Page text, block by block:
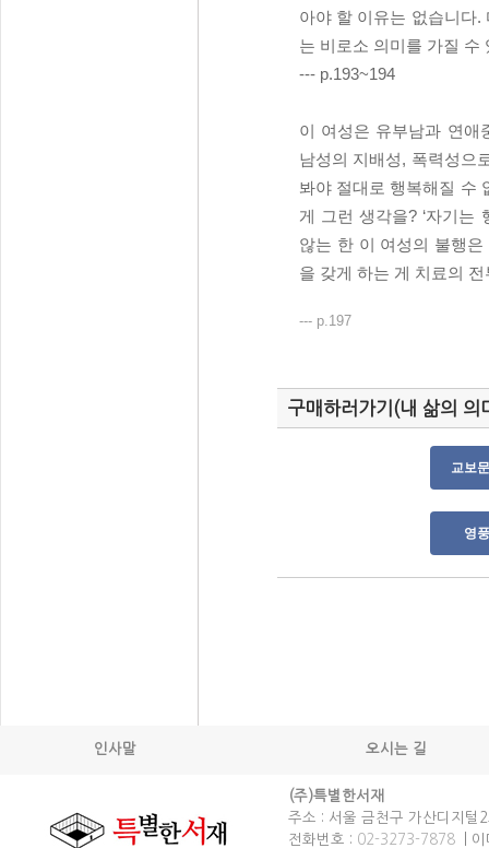
아야 할 이유는 없습니다
는 비로소 의미를 가질 수
--- p.193~194
이 여성은 유부남과 연애
남성의 지배성, 폭력성으
봐야 절대로 행복해질 수
게 그런 생각을? ‘자기는
않는 한 이 여성의 불행
을 갖게 하는 게 치료의
--- p.197
구매하러가기(내 삶의
인사말 오시는 길
(주)특별한서재
주소 : 서울 금천구 가산디지
전화번호 : 02-3273-7878 | 이